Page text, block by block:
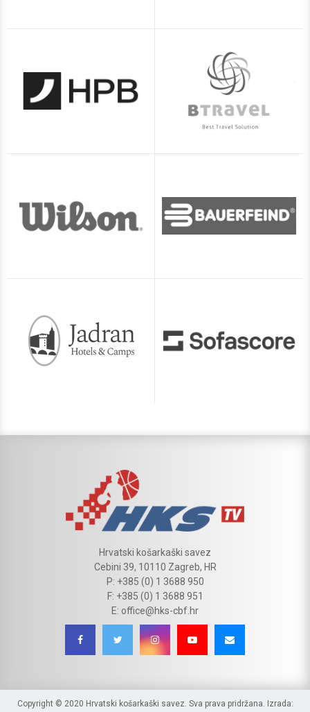
Hrvatski košarkaški savez
Cebini 39, 10110 Zagreb, HR
P: +385 (0) 1 3688 950
F: +385 (0) 1 3688 951
E: office@hks-cbf.hr
Copyright © 2020 Hrvatski košarkaški savez. Sva prava pridržana. Izrada: